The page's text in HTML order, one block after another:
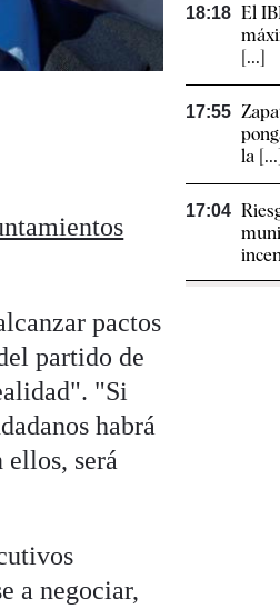
pactos
partido de
"Si
habrá
ellos, será
a negociar,
18:18 El
[...]
17:55
la
17:04